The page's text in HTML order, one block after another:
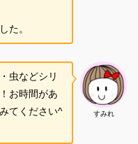
た。
すみれ
虫などシリ
お時間があ
てください^